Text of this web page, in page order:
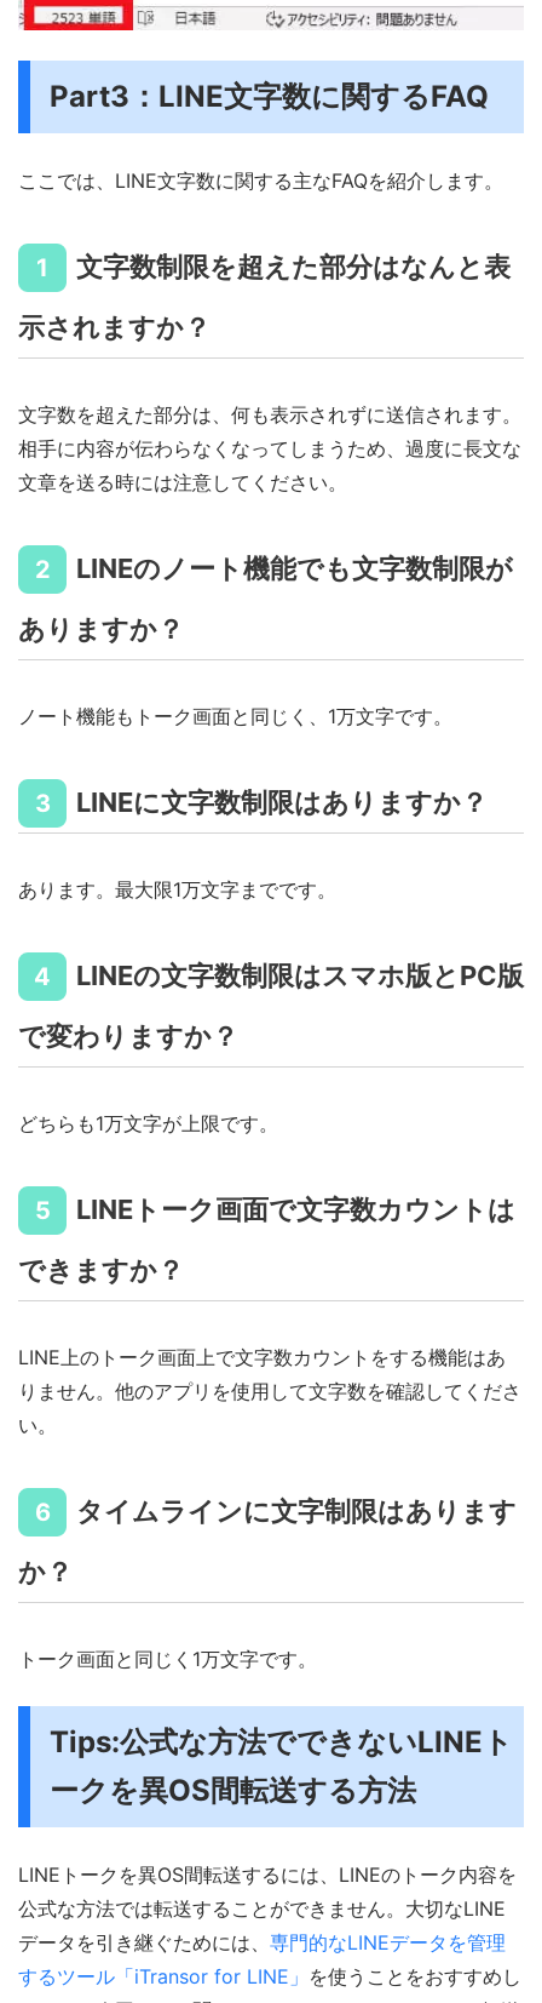
Part3：LINE文字数に関するFAQ
ここでは、LINE文字数に関する主なFAQを紹介します。
1
文字数制限を超えた部分はなんと表
示されますか？
文字数を超えた部分は、何も表示されずに送信されます。
相手に内容が伝わらなくなってしまうため、過度に長文な
文章を送る時には注意してください。
2
LINEのノート機能でも文字数制限が
ありますか？
ノート機能もトーク画面と同じく、1万文字です。
3 LINEに文字数制限はありますか？
あります。最大限1万文字までです。
4
LINEの文字数制限はスマホ版とPC版
で変わりますか？
どちらも1万文字が上限です。
5
LINEトーク画面で文字数カウントは
できますか？
LINE上のトーク画面上で文字数カウントをする機能はあ
りません。他のアプリを使用して文字数を確認してくださ
い。
6
タイムラインに文字制限はあります
か？
トーク画面と同じく1万文字です。
Tips:公式な方法でできないLINEト
ークを異OS間転送する方法
LINEトークを異OS間転送するには、LINEのトーク内容を
公式な方法では転送することができません。大切なLINE
データを引き継ぐためには、 専門的なLINEデータを管理
するツール「iTransor for LINE」 を使うことをおすすめし